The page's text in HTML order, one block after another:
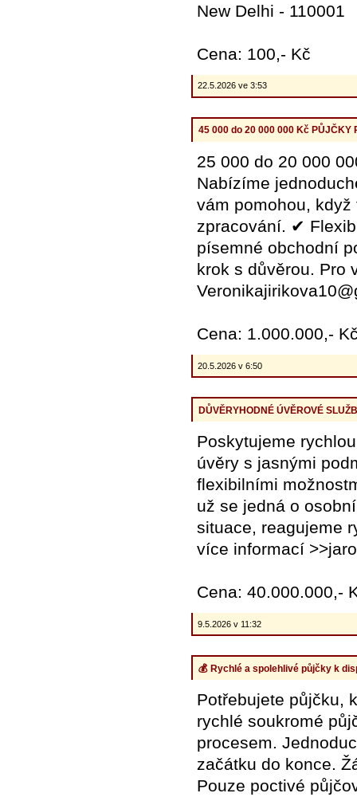
New Delhi - 110001
Cena: 100,- Kč
22.5.2026 ve 3:53
45 000 do 20 000 000 Kč PŮJČKY
25 000 do 20 000
Nabízíme
vám pomohou,
zpracování. ✔
písemné obchodní
krok s důvěrou. Pro
Cena: 1.000.000,-
20.5.2026 v 6:50
DŮVĚRYHODNÉ ÚVĚROVÉ
Poskytujeme
úvěry s jasnými
flexibilními
už se jedná o
situace, reagujeme
více informací
Cena: 40.000.000,-
9.5.2026 v 11:32
💰 Rychlé a spolehlivé půjčky k
Potřebujete půjčku,
rychlé soukromé
procesem.
začátku do konce.
Pouze poctivé